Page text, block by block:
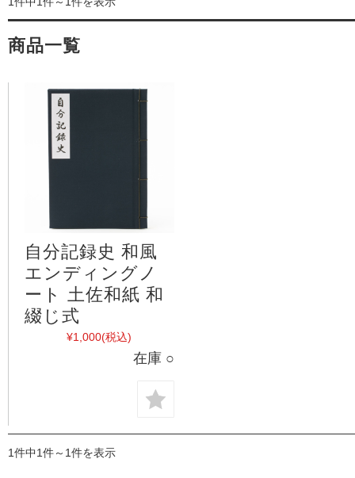
商品一覧
自分記録史 和風
エンディングノ
ート 土佐和紙 和
綴じ式
¥1,000(税込)
在庫 ○
1件中1件～1件を表示